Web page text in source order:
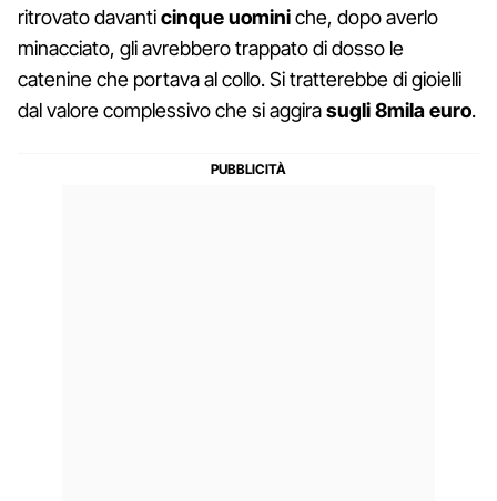
ritrovato davanticinque uominiche, dopo averlo
minacciato, gli avrebbero trappato di dosso le
catenine che portava al collo. Si tratterebbe di gioielli
dal valore complessivo che si aggirasugli 8mila euro.